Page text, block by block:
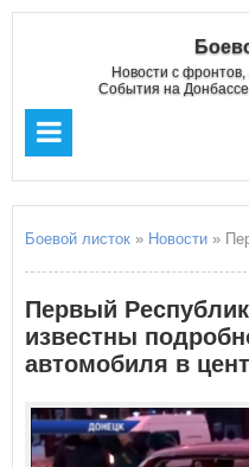
Новости с
События на
Боевой листок » Новости » Первый
Первый
известны
автомобиля в